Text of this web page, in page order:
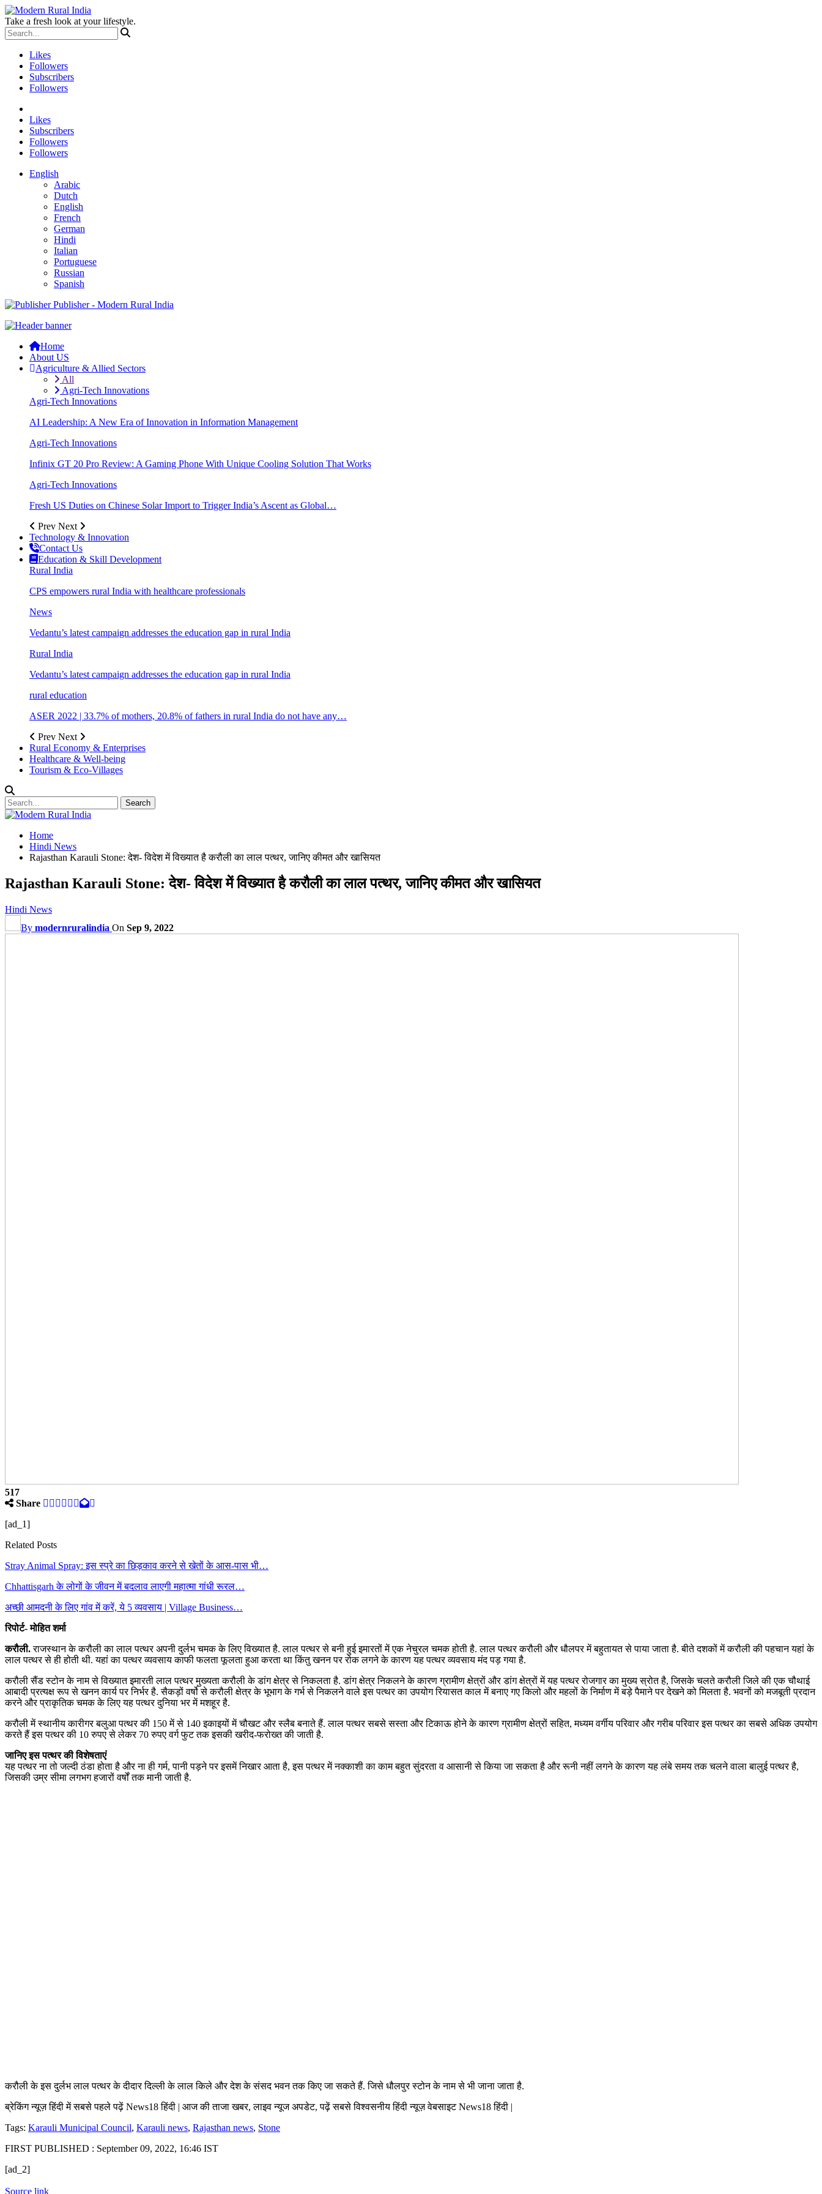
Take a fresh look at your lifestyle.
Likes
Followers
Subscribers
Followers
Likes
Subscribers
Followers
Followers
English
Arabic
Dutch
English
French
German
Hindi
Italian
Portuguese
Russian
Spanish
Publisher - Modern Rural India
Home
About US
Agriculture & Allied Sectors
All
Agri-Tech Innovations
Agri-Tech Innovations
AI Leadership: A New Era of Innovation in Information Management
Agri-Tech Innovations
Infinix GT 20 Pro Review: A Gaming Phone With Unique Cooling Solution That Works
Agri-Tech Innovations
Fresh US Duties on Chinese Solar Import to Trigger India’s Ascent as Global…
Prev Next
Technology & Innovation
Contact Us
Education & Skill Development
Rural India
CPS empowers rural India with healthcare professionals
News
Vedantu’s latest campaign addresses the education gap in rural India
Rural India
Vedantu’s latest campaign addresses the education gap in rural India
rural education
ASER 2022 | 33.7% of mothers, 20.8% of fathers in rural India do not have any…
Prev Next
Rural Economy & Enterprises
Healthcare & Well-being
Tourism & Eco-Villages
Home
Hindi News
Rajasthan Karauli Stone: देश- विदेश में विख्यात है करौली का लाल पत्थर, जानिए कीमत और खासियत
Rajasthan Karauli Stone: देश- विदेश में विख्यात है करौली का लाल पत्थर, जानिए कीमत और खासियत
Hindi News
By modernruralindia On Sep 9, 2022
517
Share
[ad_1]
Related Posts
Stray Animal Spray: इस स्प्रे का छिड़काव करने से खेतों के आस-पास भी…
Chhattisgarh के लोगों के जीवन में बदलाव लाएगी महात्मा गांधी रूरल…
अच्छी आमदनी के लिए गांव में करें, ये 5 व्यवसाय | Village Business…
रिपोर्ट- मोहित शर्मा
करौली.राजस्थान के करौली का लाल पत्थर अपनी दुर्लभ चमक के लिए विख्यात है. लाल पत्थर से बनी हुई इमारतों में एक नेचुरल चमक होती है. लाल पत्थर करौली और धौलपर में बहुतायत से पाया जाता है. बीते दशकों में करौली की पहचान यहां के
लाल पत्थर से ही होती थी. यहां का पत्थर व्यवसाय काफी फलता फूलता हुआ करता था किंतु खनन पर रोक लगने के कारण यह पत्थर व्यवसाय मंद पड़ गया है.
करौली सैंड स्टोन के नाम से विख्यात इमारती लाल पत्थर मुख्यता करौली के डांग क्षेत्र से निकलता है. डांग क्षेत्र निकलने के कारण ग्रामीण क्षेत्रों और डांग क्षेत्रों में यह पत्थर रोजगार का मुख्य स्रोत है, जिसके चलते करौली जिले की एक चौथाई
आबादी प्रत्यक्ष रूप से खनन कार्य पर निर्भर है. सैकड़ों वर्षो से करौली क्षेत्र के भूभाग के गर्भ से निकलने वाले इस पत्थर का उपयोग रियासत काल में बनाए गए किलो और महलों के निर्माण में बड़े पैमाने पर देखने को मिलता है. भवनों को मजबूती प्रदान
करने और प्राकृतिक चमक के लिए यह पत्थर दुनिया भर में मशहूर है.
करौली में स्थानीय कारीगर बलुआ पत्थर की 150 में से 140 इकाइयों में चौखट और स्लैब बनाते हैं. लाल पत्थर सबसे सस्ता और टिकाऊ होने के कारण ग्रामीण क्षेत्रों सहित, मध्यम वर्गीय परिवार और गरीब परिवार इस पत्थर का सबसे अधिक उपयोग
करते हैं इस पत्थर की 10 रुपए से लेकर 70 रुपए वर्ग फुट तक इसकी खरीद-फरोख्त की जाती है.
जानिए इस पत्थर की विशेषताएं
यह पत्थर ना तो जल्दी ठंडा होता है और ना ही गर्म, पानी पड़ने पर इसमें निखार आता है, इस पत्थर में नक्काशी का काम बहुत सुंदरता व आसानी से किया जा सकता है और रूनी नहीं लगने के कारण यह लंबे समय तक चलने वाला बालुई पत्थर है,
जिसकी उम्र सीमा लगभग हजारों वर्षों तक मानी जाती है.
करौली के इस दुर्लभ लाल पत्थर के दीदार दिल्ली के लाल किले और देश के संसद भवन तक किए जा सकते हैं. जिसे धौलपुर स्टोन के नाम से भी जाना जाता है.
ब्रेकिंग न्यूज़ हिंदी में सबसे पहले पढ़ें News18 हिंदी | आज की ताजा खबर, लाइव न्यूज अपडेट, पढ़ें सबसे विश्वसनीय हिंदी न्यूज़ वेबसाइट News18 हिंदी |
Tags: Karauli Municipal Council, Karauli news, Rajasthan news, Stone
FIRST PUBLISHED : September 09, 2022, 16:46 IST
[ad_2]
Source link